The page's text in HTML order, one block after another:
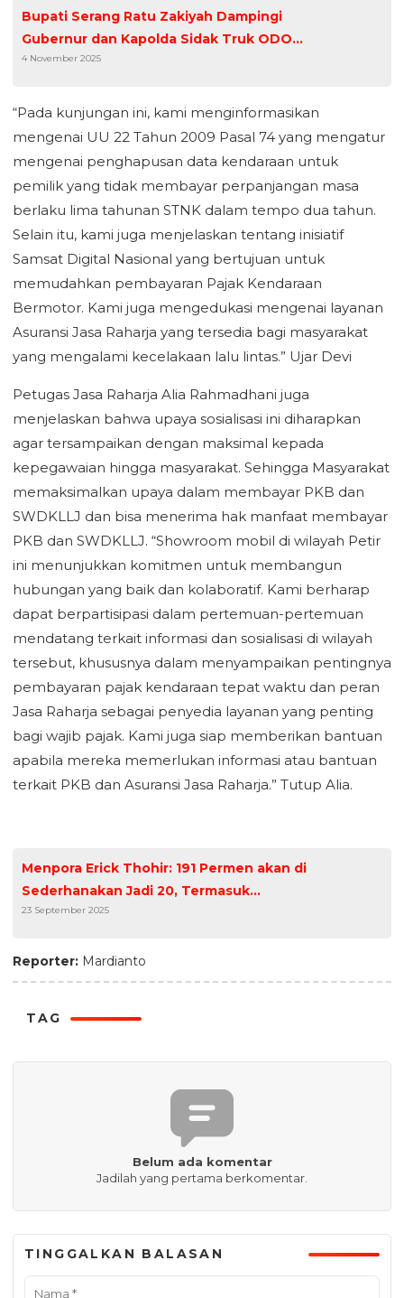
Bupati Serang Ratu Zakiyah Dampingi
Gubernur dan Kapolda Sidak Truk ODOL
di Bojonegara
4 November 2025
“Pada kunjungan ini, kami menginformasikan
mengenai UU 22 Tahun 2009 Pasal 74 yang mengatur
mengenai penghapusan data kendaraan untuk
pemilik yang tidak membayar perpanjangan masa
berlaku lima tahunan STNK dalam tempo dua tahun.
Selain itu, kami juga menjelaskan tentang inisiatif
Samsat Digital Nasional yang bertujuan untuk
memudahkan pembayaran Pajak Kendaraan
Bermotor. Kami juga mengedukasi mengenai layanan
Asuransi Jasa Raharja yang tersedia bagi masyarakat
yang mengalami kecelakaan lalu lintas.” Ujar Devi
Petugas Jasa Raharja Alia Rahmadhani juga
menjelaskan bahwa upaya sosialisasi ini diharapkan
agar tersampaikan dengan maksimal kepada
kepegawaian hingga masyarakat. Sehingga Masyarakat
memaksimalkan upaya dalam membayar PKB dan
SWDKLLJ dan bisa menerima hak manfaat membayar
PKB dan SWDKLLJ. “Showroom mobil di wilayah Petir
ini menunjukkan komitmen untuk membangun
hubungan yang baik dan kolaboratif. Kami berharap
dapat berpartisipasi dalam pertemuan-pertemuan
mendatang terkait informasi dan sosialisasi di wilayah
tersebut, khususnya dalam menyampaikan pentingnya
pembayaran pajak kendaraan tepat waktu dan peran
Jasa Raharja sebagai penyedia layanan yang penting
bagi wajib pajak. Kami juga siap memberikan bantuan
apabila mereka memerlukan informasi atau bantuan
terkait PKB dan Asuransi Jasa Raharja.” Tutup Alia.
Menpora Erick Thohir: 191 Permen akan di
Sederhanakan Jadi 20, Termasuk
Pencabutan Permenpora No. 14 tahun
23 September 2025
Reporter: Mardianto
TAG
Belum ada komentar
Jadilah yang pertama berkomentar.
TINGGALKAN BALASAN